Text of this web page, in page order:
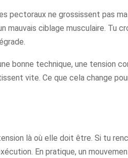
ne grossissent pas
mauvais ciblage musculaire. Tu
bonne technique, une tension
vite. Ce que cela change
là où elle doit être. Si tu
En pratique, un